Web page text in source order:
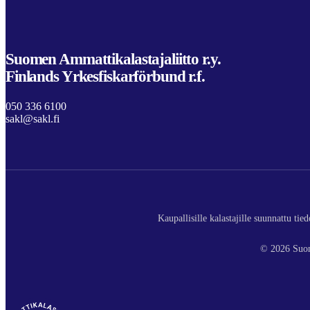
Suomen Ammattikalastajaliitto r.y.
Finlands Yrkesfiskarförbund r.f.
050 336 6100
sakl@sakl.fi
Kaupallisille kalastajille suunnattu
© 2026